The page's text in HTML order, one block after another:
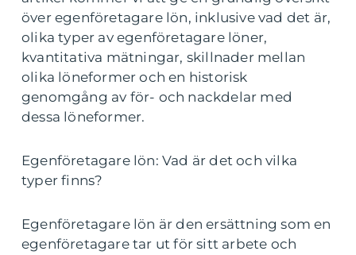
över egenföretagare lön, inklusive vad det är,
olika typer av egenföretagare löner,
kvantitativa mätningar, skillnader mellan
olika löneformer och en historisk
genomgång av för- och nackdelar med
dessa löneformer.
Egenföretagare lön: Vad är det och vilka
typer finns?
Egenföretagare lön är den ersättning som en
egenföretagare tar ut för sitt arbete och